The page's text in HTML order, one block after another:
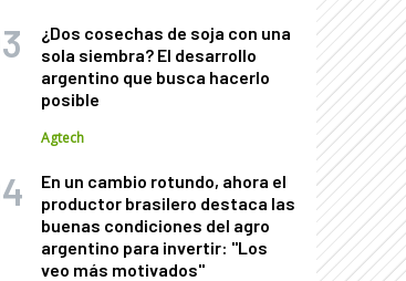
¿Dos cosechas de soja con una
sola siembra? El desarrollo
argentino que busca hacerlo
posible
Agtech
En un cambio rotundo, ahora el
productor brasilero destaca las
buenas condiciones del agro
argentino para invertir: "Los
veo más motivados"